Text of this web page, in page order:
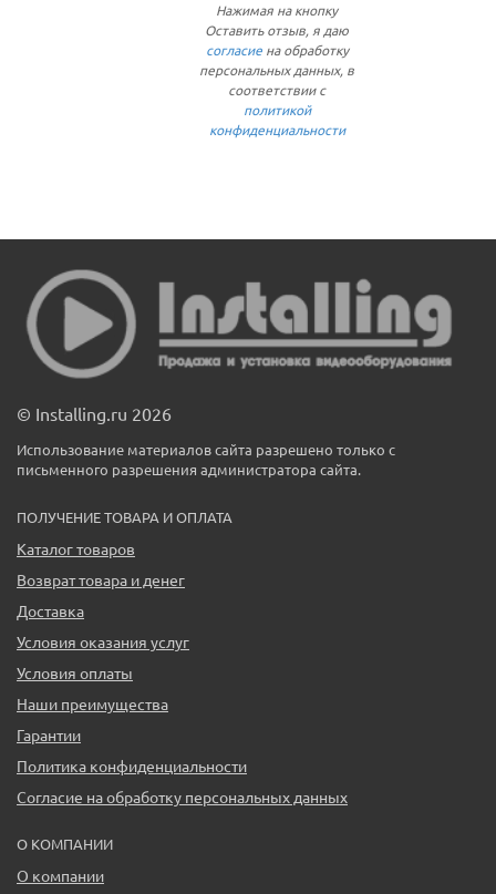
Нажимая на кнопку
Оставить отзыв, я даю
согласиена обработку
персональных данных, в
соответствии с
политикой
конфиденциальности
© Installing.ru 2026
Использование материалов сайта разрешено только с
письменного разрешения администратора сайта.
ПОЛУЧЕНИЕ ТОВАРА И ОПЛАТА
Каталог товаров
Возврат товара и денег
Доставка
Условия оказания услуг
Условия оплаты
Наши преимущества
Гарантии
Политика конфиденциальности
Согласие на обработку персональных данных
О КОМПАНИИ
О компании